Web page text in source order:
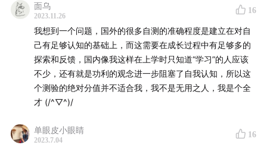
面乌
2023.11.26
16
我想到一个问题，国外的很多自测的准确程度是建立在对自
己有足够认知的基础上，而这需要在成长过程中有足够多的
探索和反馈，国内像我这样在上学时只知道“学习”的人应该
不少，还有就是功利的观念进一步阻塞了自我认知，所以这
个测验的绝对分值并不适合我，我不是无用之人，我是个全
才 (/^▽^)/
单眼皮小眼睛
2023.7.04
16